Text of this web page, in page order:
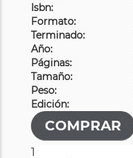
Isbn:
Formato:
Terminado:
Año:
Páginas:
Tamaño:
Peso:
Edición: